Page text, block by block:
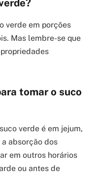
verde em porções
Mas lembre-se que
tomar o suco
verde é em jejum,
absorção dos
em outros horários
ou antes de